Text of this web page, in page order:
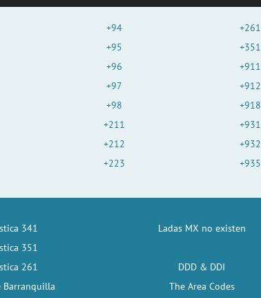
+94
+95
+96
+97
+98
+211
+212
+223
+261
+351
+911
+912
+918
+931
+932
+935
341
351
261
Ladas MX no existen
DDD & DDI
The Area Codes